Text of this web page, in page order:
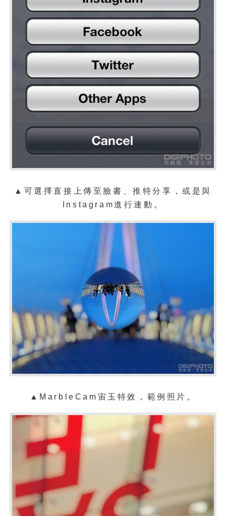
▲可選擇直接上傳至臉書、推特分享，或是與
Instagram進行連動。
▲MarbleCam宙玉特效，範例照片。